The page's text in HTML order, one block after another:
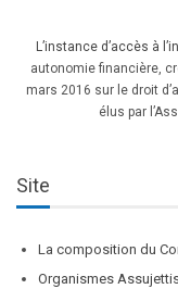
L’instance d’accès à
autonomie financière,
mars 2016 sur le droit
élus par
Site
La composition du
Organismes